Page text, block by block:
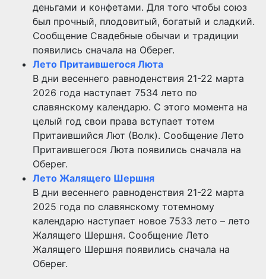
деньгами и конфетами. Для того чтобы союз
был прочный, плодовитый, богатый и сладкий.
Сообщение Свадебные обычаи и традиции
появились сначала на Оберег.
Лето Притаившегося Люта
В дни весеннего равноденствия 21-22 марта
2026 года наступает 7534 лето по
славянскому календарю. С этого момента на
целый год свои права вступает тотем
Притаившийся Лют (Волк). Сообщение Лето
Притаившегося Люта появились сначала на
Оберег.
Лето Жалящего Шершня
В дни весеннего равноденствия 21-22 марта
2025 года по славянскому тотемному
календарю наступает новое 7533 лето – лето
Жалящего Шершня. Сообщение Лето
Жалящего Шершня появились сначала на
Оберег.